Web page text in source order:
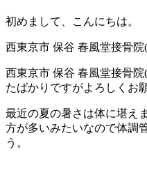
初めまして、こんにちは。
西東京市 保谷 春風堂接骨院
西東京市 保谷 春風堂接骨
たばかりですがよろしくお
最近の夏の暑さは体に堪え
方が多いみたいなので体調
う。